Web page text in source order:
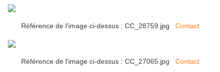
Référence de l'image ci-dessus : CC_28759.jpg Contact
Référence de l'image ci-dessus : CC_27065.jpg Contact